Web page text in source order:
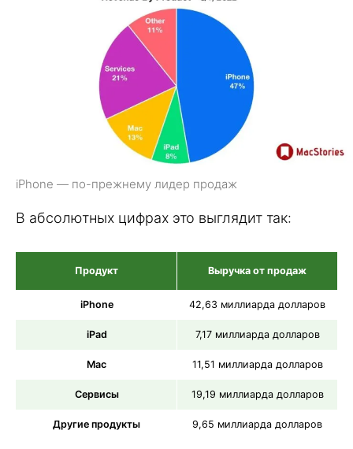
iPhone — по-прежнему лидер продаж
В абсолютных цифрах это выглядит так:
Продукт Выручка от продаж
iPhone 42,63 миллиарда долларов
iPad 7,17 миллиарда долларов
Mac 11,51 миллиарда долларов
Сервисы 19,19 миллиарда долларов
Другие продукты 9,65 миллиарда долларов